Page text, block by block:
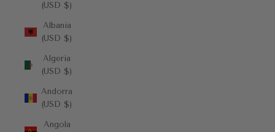
(USD $)
Albania
(USD $)
Algeria
(USD $)
Andorra
(USD $)
Angola